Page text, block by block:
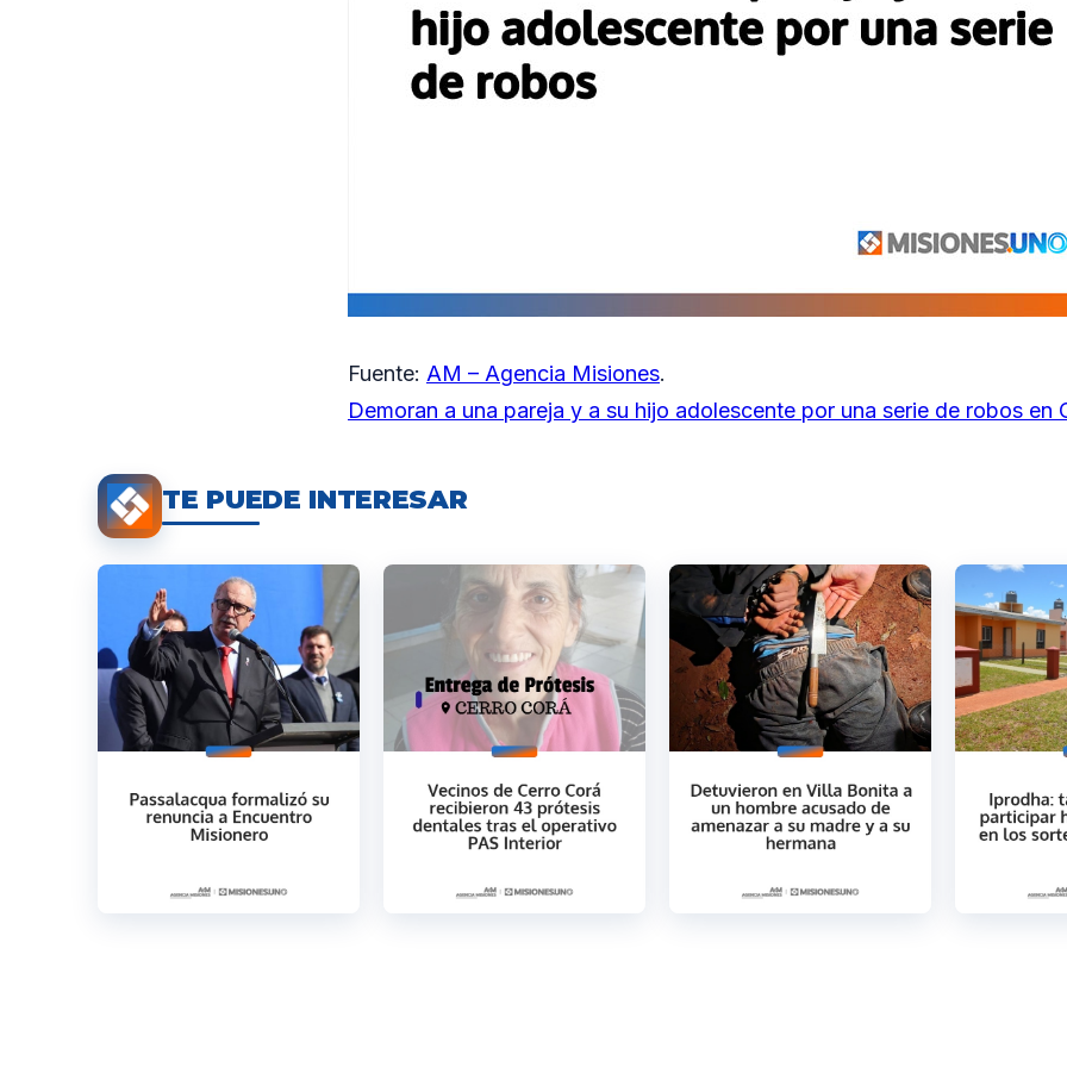
Fuente: AM – Agencia Misiones.
Demoran a una pareja y a su hijo adolescente por una serie de robos en
TE PUEDE INTERESAR